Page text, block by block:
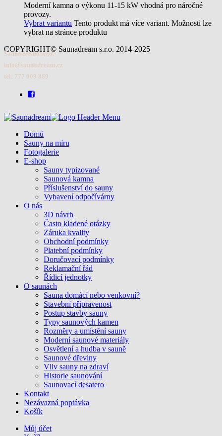
Moderní kamna o výkonu 11-15 kW vhodná pro náročné
provozy.
Vybrat variantu Tento produkt má více variant. Možnosti lze
vybrat na stránce produktu
COPYRIGHT© Saunadream s.r.o. 2014-2025
Saunadream s.r.o.
info@saunadream.cz
tel: 777 009 889
Domů
Sauny na míru
Fotogalerie
E-shop
Sauny typizované
Saunová kamna
Příslušenství do sauny
Vybavení odpočívárny
O nás
3D návrh
Často kladené otázky
Záruka kvality
Obchodní podmínky
Platební podmínky
Doručovací podmínky
Reklamační řád
Řídicí jednotky
O saunách
Sauna domácí nebo venkovní?
Stavební připravenost
Postup stavby sauny
Typy saunových kamen
Rozměry a umístění sauny
Moderní saunové materiály
Osvětlení a hudba v sauně
Saunové dřeviny
Vliv sauny na zdraví
Historie saunování
Saunovací desatero
Kontakt
Nezávazná poptávka
Košík
Můj účet